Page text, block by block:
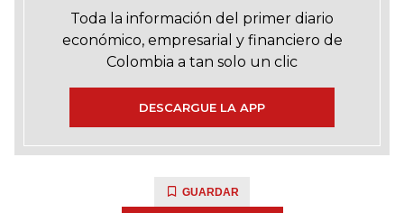
Toda la información del primer diario
económico, empresarial y financiero de
Colombia a tan solo un clic
DESCARGUE LA APP
GUARDAR